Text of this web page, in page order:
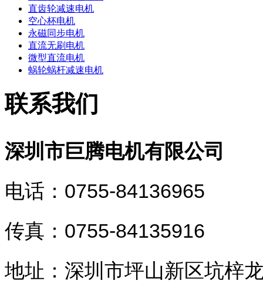
直齿轮减速电机
空心杯电机
永磁同步电机
直流无刷电机
微型直流电机
蜗轮蜗杆减速电机
联系我们
深圳市巨腾电机有限公司
电话：0755-84136965
传真：0755-84135916
地址：深圳市坪山新区坑梓